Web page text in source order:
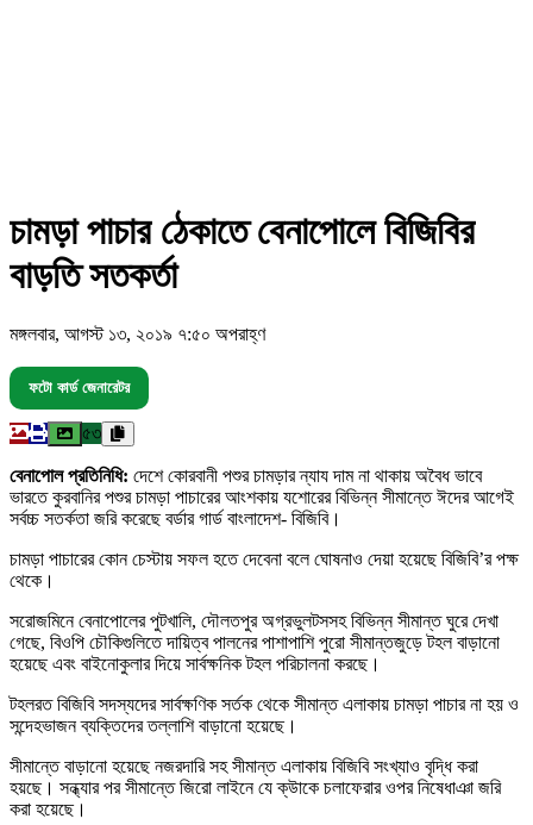
চামড়া পাচার ঠেকাতে বেনাপোলে বিজিবির
বাড়তি সতকর্তা
মঙ্গলবার, আগস্ট ১৩, ২০১৯ ৭:৫০ অপরাহ্ণ
ফটো কার্ড জেনারেটর
৫৩
বেনাপোল প্রতিনিধি: দেশে কোরবানী পশুর চামড়ার ন্যায দাম না থাকায় অবৈধ ভাবে
ভারতে কুরবানির পশুর চামড়া পাচারের আংশকায় যশোরের বিভিন্ন সীমান্তে ঈদের আগেই
সর্বচ্চ সতর্কতা জরি করেছে বর্ডার গার্ড বাংলাদেশ- বিজিবি।
চামড়া পাচারের কোন চেস্টায় সফল হতে দেবেনা বলে ঘোষনাও দেয়া হয়েছে বিজিবি’র পক্ষ
থেকে।
সরোজমিনে বেনাপোলের পুটখালি, দৌলতপুর অগ্রভুলটসসহ বিভিন্ন সীমান্ত ঘুরে দেখা
গেছে, বিওপি চৌকিগুলিতে দায়িত্ব পালনের পাশাপাশি পুরো সীমান্তজুড়ে টহল বাড়ানো
হয়েছে এবং বাইনোকুলার দিয়ে সার্বক্ষনিক টহল পরিচালনা করছে।
টহলরত বিজিবি সদস্যদের সার্বক্ষণিক সর্তক থেকে সীমান্ত এলাকায় চামড়া পাচার না হয় ও
সন্দেহভাজন ব্যক্তিদের তল্লাশি বাড়ানো হয়েছে।
সীমান্তে বাড়ানো হয়েছে নজরদারি সহ সীমান্ত এলাকায় বিজিবি সংখ্যাও বৃদ্ধি করা
হয়ছে। সন্ধ্যার পর সীমান্তে জিরো লাইনে যে ক্উাকে চলাফেরার ওপর নিষেধাঞা জরি
করা হয়েছে।